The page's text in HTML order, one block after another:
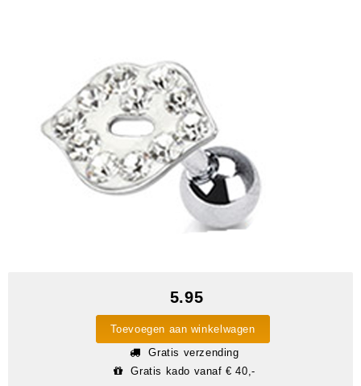
5.95
Toevoegen aan winkelwagen
Gratis verzending
Gratis kado vanaf € 40,-